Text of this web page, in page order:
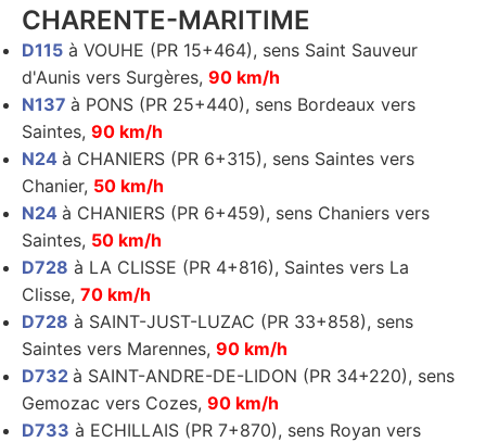
CHARENTE-MARITIME
D115 à VOUHE (PR 15+464), sens Saint Sauveur
d'Aunis vers Surgères, 90 km/h
N137 à PONS (PR 25+440), sens Bordeaux vers
Saintes, 90 km/h
N24 à CHANIERS (PR 6+315), sens Saintes vers
Chanier, 50 km/h
N24 à CHANIERS (PR 6+459), sens Chaniers vers
Saintes, 50 km/h
D728 à LA CLISSE (PR 4+816), Saintes vers La
Clisse, 70 km/h
D728 à SAINT-JUST-LUZAC (PR 33+858), sens
Saintes vers Marennes, 90 km/h
D732 à SAINT-ANDRE-DE-LIDON (PR 34+220), sens
Gemozac vers Cozes, 90 km/h
D733 à ECHILLAIS (PR 7+870), sens Royan vers